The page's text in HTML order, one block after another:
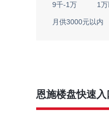
9千-1万 1
月供3000元以内
恩施楼盘快速入